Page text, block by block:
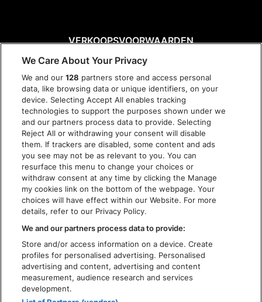
VERKOOPSVOORWAARDEN
DISCLAIMER
PRIVACY POLICY
COOKIES
TOEGANKELIJKHEID
We Care About Your Privacy
We and our128 partners store and access personal
data, like browsing data or unique identifiers, on your
device. Selecting Accept All enables tracking
technologies to support the purposes shown under we
and our partners process data to provide. Selecting
Reject All or withdrawing your consent will disable
them. If trackers are disabled, some content and ads
you see may not be as relevant to you. You can
resurface this menu to change your choices or
withdraw consent at any time by clicking the Manage
my cookies link on the bottom of the webpage. Your
choices will have effect within our Website. For more
details, refer to our Privacy Policy.
We and our partners process data to provide:
Store and/or access information on a device. Create
profiles for personalised advertising. Personalised
advertising and content, advertising and content
measurement, audience research and services
development.